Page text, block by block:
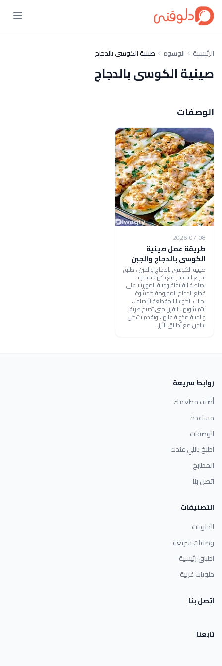
الرئيسية الوسوم صينية الكوسى بالدجاج
صينية الكوسى بالدجاج
الوصفات
2026-07-08
طريقة عمل صينية
الكوسى بالدجاج والجبن
صينية الكوسى بالدجاج والجبن ، طبق
سريع التحضير مع نكهة مميزة
لصلصة الفليفلة وجبنة الموزريلا على
قطع الدجاج المفرومة كحشوة
لحبات الكوسا المقطعة لأنصاف،
ليتم شويها بالفرن حتى تصبح طرية
والجبنة مذوبة عليها، وتقدم بشكل
ساخن مع أطباق الأرز .
روابط سريعة
أضف مطعمك
مساعدة
الوصفات
اطبخ باللي عندك
المطابخ
اتصل بنا
التصنيفات
الحلويات
وصفات سريعة
اطباق رئيسية
حلويات غربية
اتصل بنا
تابعنا